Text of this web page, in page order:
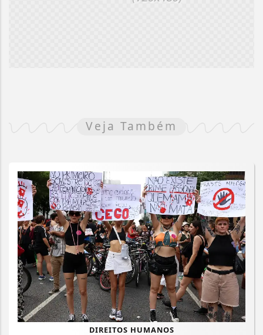
Veja Também
DIREITOS HUMANOS